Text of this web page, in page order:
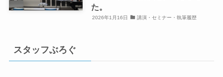
た。
2026年1月16日 講演・セミナー・執筆履歴
スタッフぶろぐ